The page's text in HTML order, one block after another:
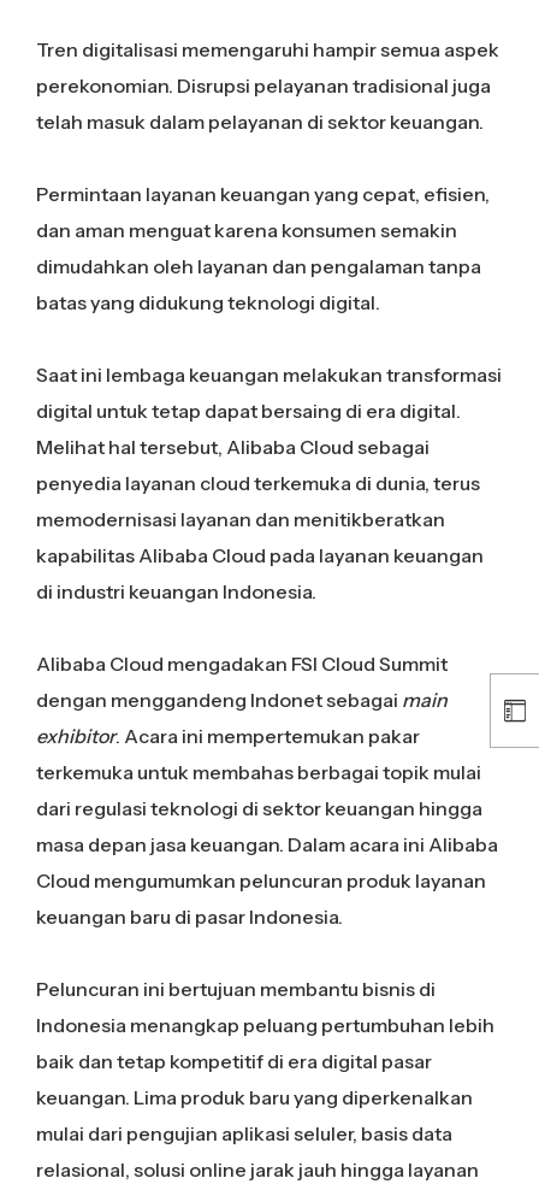
Tren digitalisasi memengaruhi hampir semua aspek
perekonomian. Disrupsi pelayanan tradisional juga
telah masuk dalam pelayanan di sektor keuangan.
Permintaan layanan keuangan yang cepat, efisien,
dan aman menguat karena konsumen semakin
dimudahkan oleh layanan dan pengalaman tanpa
batas yang didukung teknologi digital.
Saat ini lembaga keuangan melakukan transformasi
digital untuk tetap dapat bersaing di era digital.
Melihat hal tersebut, Alibaba Cloud sebagai
penyedia layanan cloud terkemuka di dunia, terus
memodernisasi layanan dan menitikberatkan
kapabilitas Alibaba Cloud pada layanan keuangan
di industri keuangan Indonesia.
Alibaba Cloud mengadakan FSI Cloud Summit
dengan menggandeng Indonet sebagai main
exhibitor. Acara ini mempertemukan pakar
terkemuka untuk membahas berbagai topik mulai
dari regulasi teknologi di sektor keuangan hingga
masa depan jasa keuangan. Dalam acara ini Alibaba
Cloud mengumumkan peluncuran produk layanan
keuangan baru di pasar Indonesia.
Peluncuran ini bertujuan membantu bisnis di
Indonesia menangkap peluang pertumbuhan lebih
baik dan tetap kompetitif di era digital pasar
keuangan. Lima produk baru yang diperkenalkan
mulai dari pengujian aplikasi seluler, basis data
relasional, solusi online jarak jauh hingga layanan